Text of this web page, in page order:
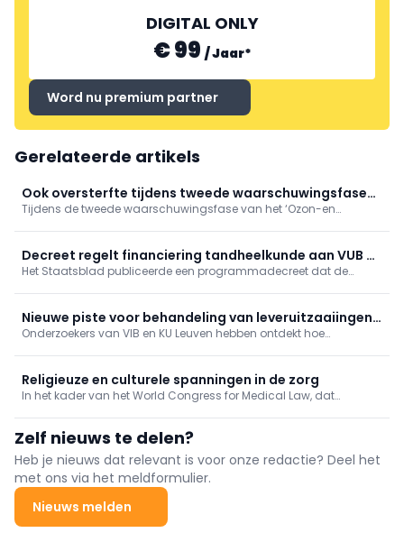
DIGITAL ONLY
€ 99 /Jaar*
Word nu premium partner
Gerelateerde artikels
Ook oversterfte tijdens tweede waarschuwingsfase
'Ozon- en hitteplan'
Tijdens de tweede waarschuwingsfase van het ‘Ozon-en
hoewel beperkter dan tijdens de hittegolf eind juni.
Decreet regelt financiering tandheelkunde aan VUB en
geneeskunde aan UHasselt
Het Staatsblad publiceerde een programmadecreet dat de
Nieuwe piste voor behandeling van leveruitzaaiingen
ontdekt
Onderzoekers van VIB en KU Leuven hebben ontdekt hoe
Religieuze en culturele spanningen in de zorg
In het kader van het World Congress for Medical Law, dat
officieel boven de doopvont gehouden.
Zelf nieuws te delen?
Heb je nieuws dat relevant is voor onze redactie? Deel het
met ons via het meldformulier.
Nieuws melden